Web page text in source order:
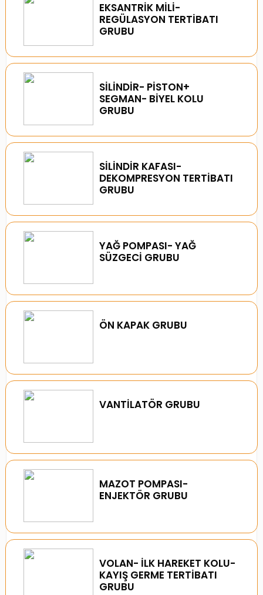
EKSANTRİK MİLİ-
REGÜLASYON TERTİBATI
GRUBU
SİLİNDİR- PİSTON+
SEGMAN- BİYEL KOLU
GRUBU
SİLİNDİR KAFASI-
DEKOMPRESYON TERTİBATI
GRUBU
YAĞ POMPASI- YAĞ
SÜZGECİ GRUBU
ÖN KAPAK GRUBU
VANTİLATÖR GRUBU
MAZOT POMPASI-
ENJEKTÖR GRUBU
VOLAN- İLK HAREKET KOLU-
KAYIŞ GERME TERTİBATI
GRUBU